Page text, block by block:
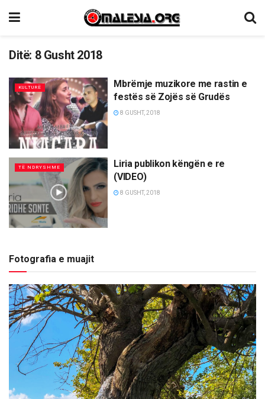
Ditë: 8 Gusht 2018
KULTURË
Mbrëmje muzikore me rastin e
festës së Zojës së Grudës
8 GUSHT, 2018
TË NDRYSHME
Liria publikon këngën e re
(VIDEO)
8 GUSHT, 2018
Fotografia e muajit